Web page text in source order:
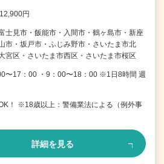
円
士見市・飯能市・入間市・鶴ヶ島市・新座
市・坂戸市・ふじみ野市・さいたま市北
宮区・さいたま市西区・さいたま市桜区
〜17：00 ・9：00〜18：00 ※1日8時間 週
！ ※18歳以上：警備業法による（例外事
詳細を見る